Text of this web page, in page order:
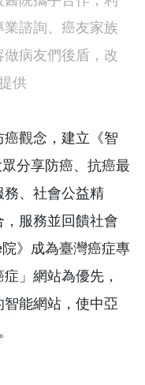
諮詢、癌友家族
病友們後盾，改
供
觀念，建立《智
分享防癌、抗癌最
務、社會公益精
服務並回饋社會
》成為臺灣癌症專
」網站為優先，
能網站，使中亞